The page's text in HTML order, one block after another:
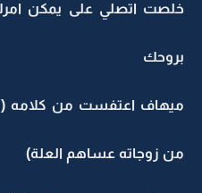
خلصت اتصلي على يمكن
بروحك
ميهاف اعتفست من كلامه (
من زوجاته عساهم العلة)